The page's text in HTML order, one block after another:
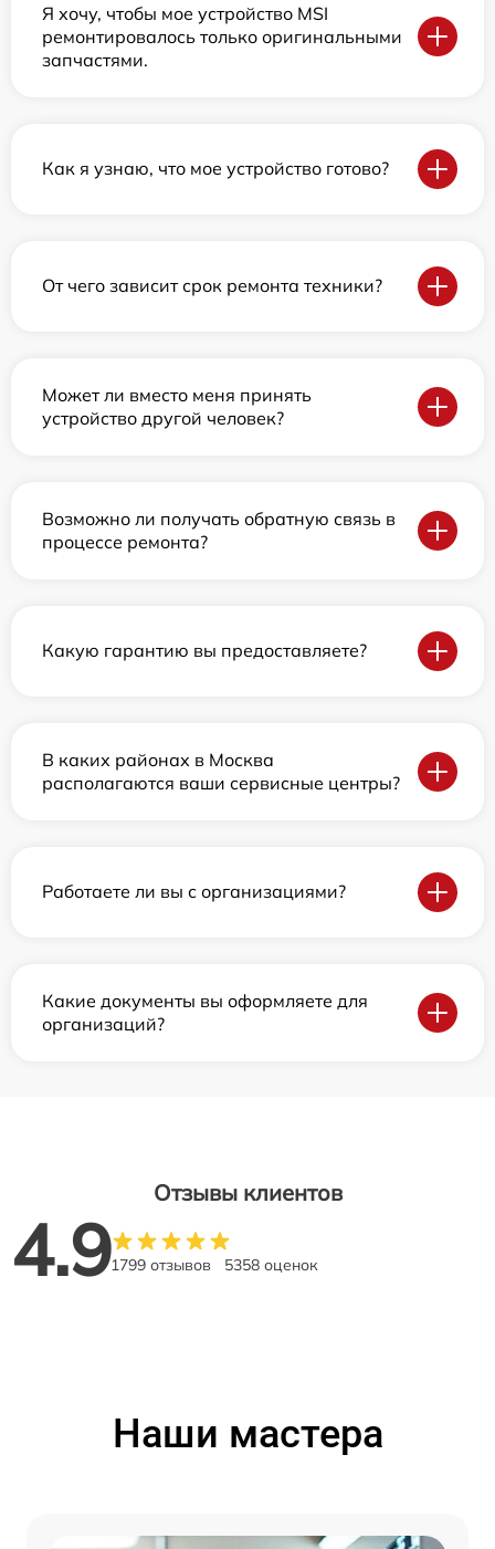
Я хочу, чтобы мое устройство MSI
ремонтировалось только оригинальными
запчастями.
Как я узнаю, что мое устройство готово?
От чего зависит срок ремонта техники?
Может ли вместо меня принять
устройство другой человек?
Возможно ли получать обратную связь в
процессе ремонта?
Какую гарантию вы предоставляете?
В каких районах в Москва
располагаются ваши сервисные центры?
Работаете ли вы с организациями?
Какие документы вы оформляете для
организаций?
Отзывы клиентов
4.91799 отзывов 5358 оценок
Наши мастера